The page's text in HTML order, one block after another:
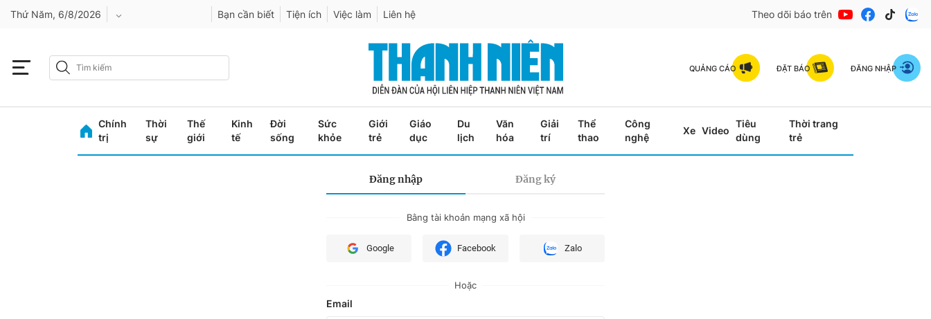
Thứ Năm, 6/8/2026
Bình Phước
Bạn cần biết Tiện ích Việc làm Liên hệ Theo dõi báo trên
QUẢNG CÁO ĐẶT BÁO ĐĂNG NHẬP
Chính
trị
Thời
sự
Thế
giới
Kinh
tế
Đời
sống
Sức
khỏe
Giới
trẻ
Giáo
dục
Du
lịch
Văn
hóa
Giải
trí
Thể
thao
Công
nghệ
Xe Video
Tiêu
dùng
Thời trang
trẻ
Đăng nhập Đăng ký
Bằng tài khoản mạng xã hội
Google Facebook Zalo
Hoặc
Email